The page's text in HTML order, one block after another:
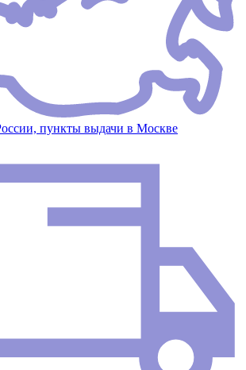
пункты выдачи в Москве